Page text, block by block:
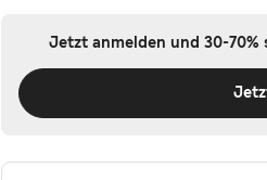
Jetzt anmelden und 30-70%